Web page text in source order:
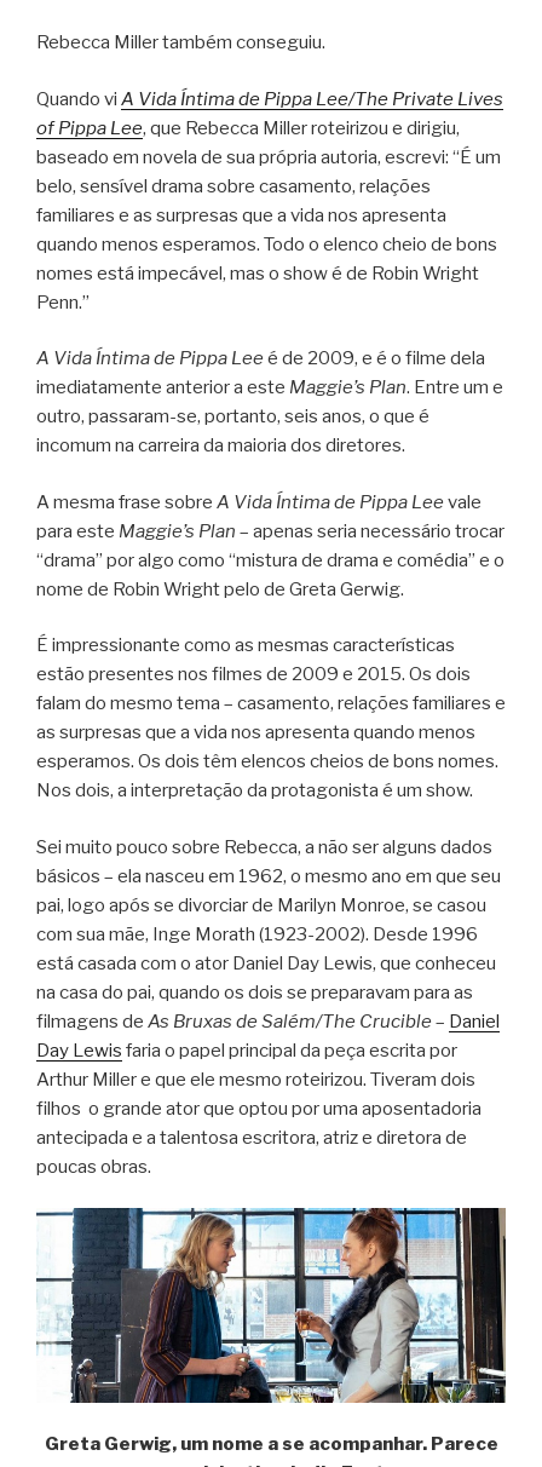
Rebecca Miller também conseguiu.
Quando vi A Vida Íntima de Pippa Lee/The Private Lives
of Pippa Lee, que Rebecca Miller roteirizou e dirigiu,
baseado em novela de sua própria autoria, escrevi: “É um
belo, sensível drama sobre casamento, relações
familiares e as surpresas que a vida nos apresenta
quando menos esperamos. Todo o elenco cheio de bons
nomes está impecável, mas o show é de Robin Wright
Penn.”
A Vida Íntima de Pippa Lee é de 2009, e é o filme dela
imediatamente anterior a este Maggie’s Plan. Entre um e
outro, passaram-se, portanto, seis anos, o que é
incomum na carreira da maioria dos diretores.
A mesma frase sobre A Vida Íntima de Pippa Lee vale
para este Maggie’s Plan – apenas seria necessário trocar
“drama” por algo como “mistura de drama e comédia” e o
nome de Robin Wright pelo de Greta Gerwig.
É impressionante como as mesmas características
estão presentes nos filmes de 2009 e 2015. Os dois
falam do mesmo tema – casamento, relações familiares e
as surpresas que a vida nos apresenta quando menos
esperamos. Os dois têm elencos cheios de bons nomes.
Nos dois, a interpretação da protagonista é um show.
Sei muito pouco sobre Rebecca, a não ser alguns dados
básicos – ela nasceu em 1962, o mesmo ano em que seu
pai, logo após se divorciar de Marilyn Monroe, se casou
com sua mãe, Inge Morath (1923-2002). Desde 1996
está casada com o ator Daniel Day Lewis, que conheceu
na casa do pai, quando os dois se preparavam para as
filmagens de As Bruxas de Salém/The Crucible – Daniel
Day Lewis faria o papel principal da peça escrita por
Arthur Miller e que ele mesmo roteirizou. Tiveram dois
filhos o grande ator que optou por uma aposentadoria
antecipada e a talentosa escritora, atriz e diretora de
poucas obras.
Greta Gerwig, um nome a se acompanhar. Parece